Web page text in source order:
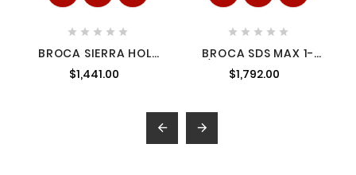
    
BROCA SIERRA HOLE
DOZER JUEGO DE 10
PIEZAS
$1,441.00
    
BROCA SDS MAX 1-
1/4" 15" MILWAUKEE
48203970
$1,792.00
 